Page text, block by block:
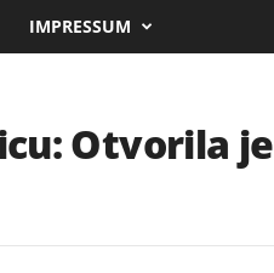
IMPRESSUM
Otvorila je